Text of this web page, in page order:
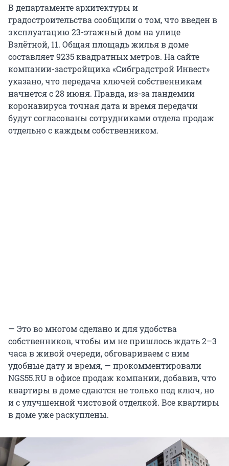
В департаменте архитектуры и
градостроительства сообщили о том, что введен в
эксплуатацию 23-этажный дом на улице
Взлётной, 11. Общая площадь жилья в доме
составляет 9235 квадратных метров. На сайте
компании-застройщика «Сибградстрой Инвест»
указано, что передача ключей собственникам
начнется с 28 июня. Правда, из-за пандемии
коронавируса точная дата и время передачи
будут согласованы сотрудниками отдела продаж
отдельно с каждым собственником.
— Это во многом сделано и для удобства
собственников, чтобы им не пришлось ждать 2–3
часа в живой очереди, обговариваем с ним
удобные дату и время, — прокомментировали
NGS55.RU в офисе продаж компании, добавив, что
квартиры в доме сдаются не только под ключ, но
и с улучшенной чистовой отделкой. Все квартиры
в доме уже раскуплены.